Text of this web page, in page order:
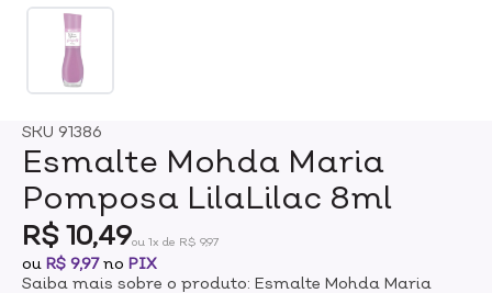
SKU 91386
Esmalte Mohda Maria
Pomposa LilaLilac 8ml
R$ 10,49ou 1x de R$ 9,97
ou R$ 9,97no PIX
Saiba mais sobre o produto: Esmalte Mohda Maria